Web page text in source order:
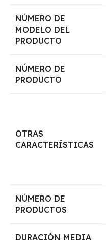
NÚMERO DE
MODELO DEL
PRODUCTO
NÚMERO DE
PRODUCTO
OTRAS
CARACTERÍSTICAS
NÚMERO DE
PRODUCTOS
DURACIÓN MEDIA